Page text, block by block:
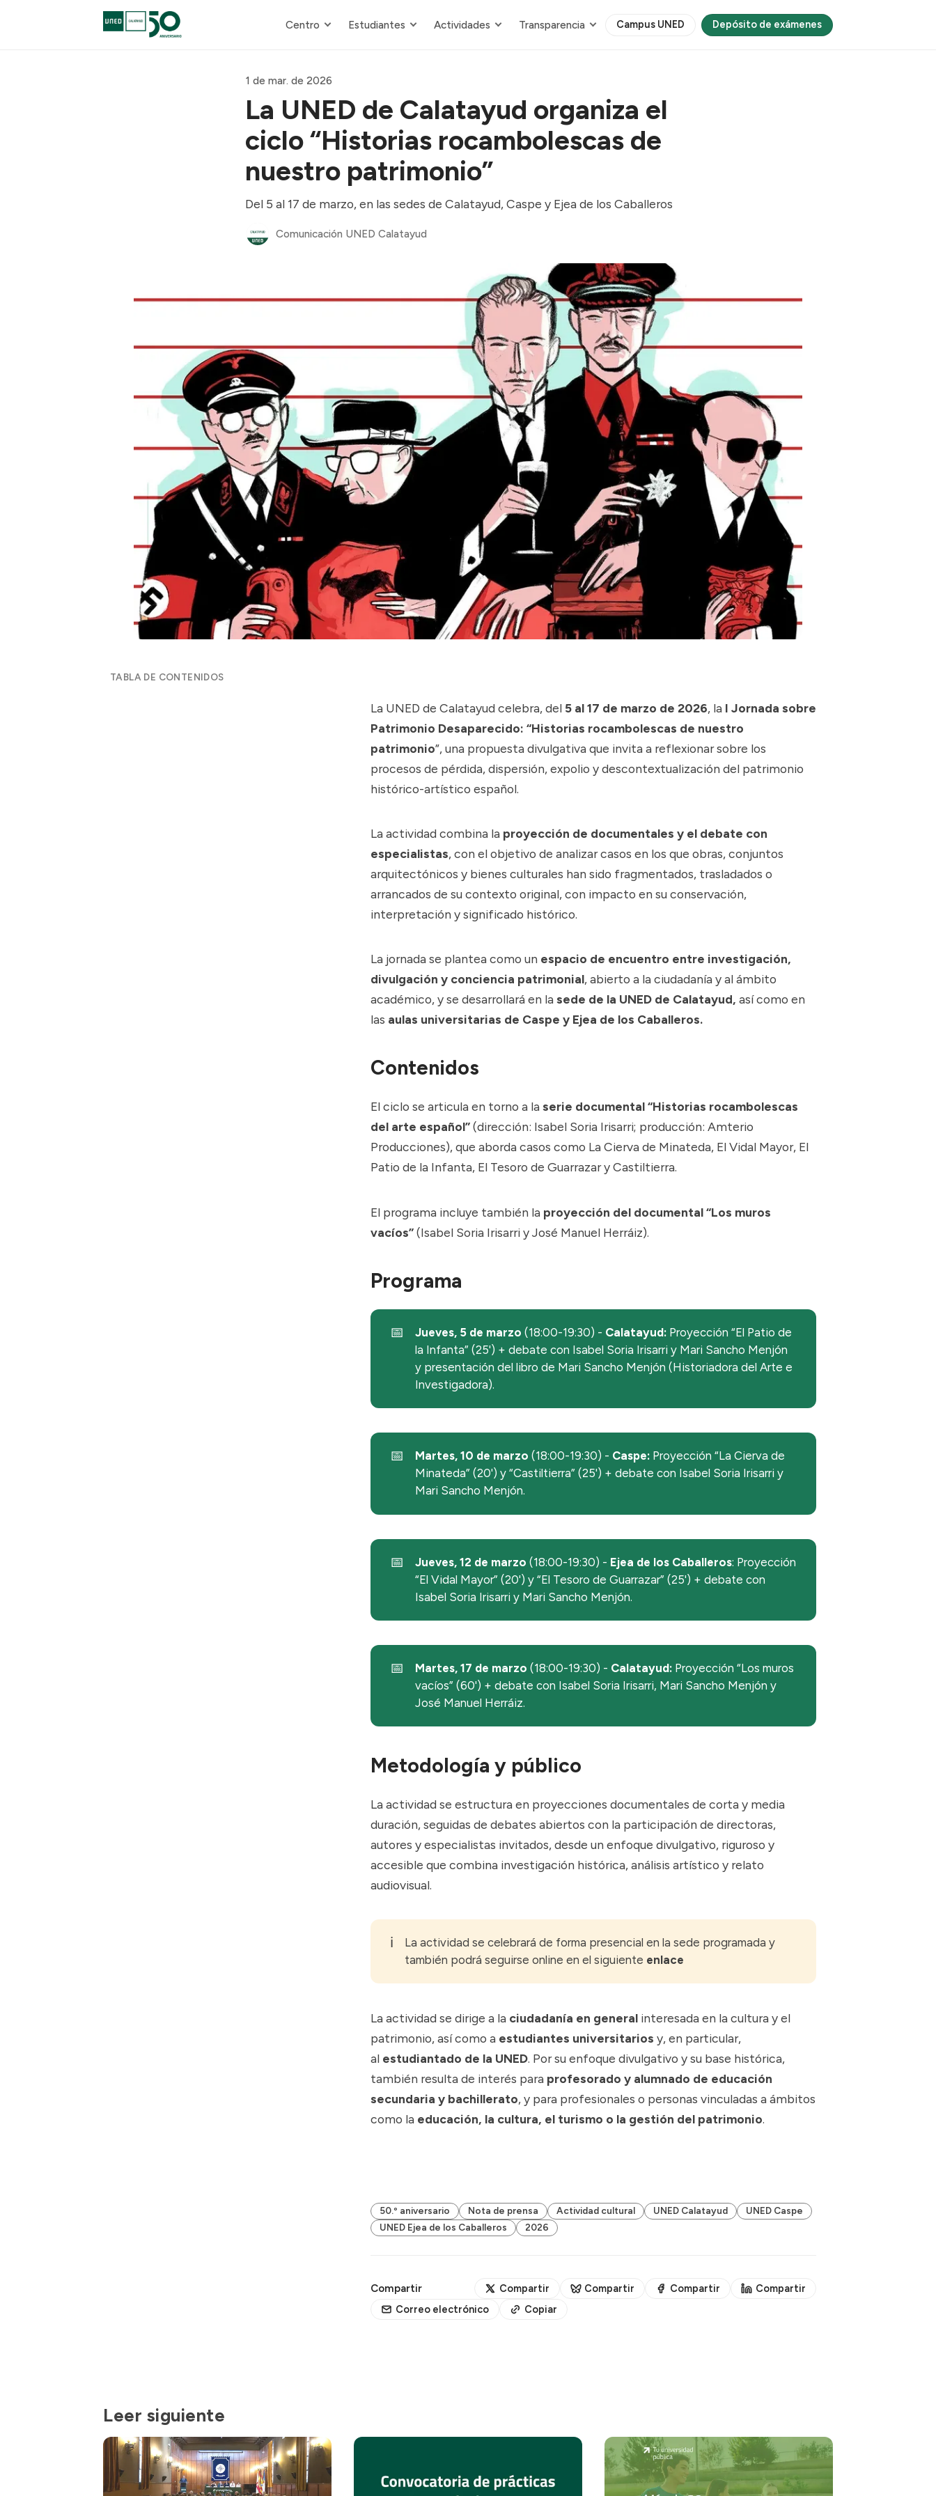
Centro Estudiantes Actividades Transparencia Campus UNED Depósito de exámenes
1 de mar. de 2026
La UNED de Calatayud organiza el
ciclo “Historias rocambolescas de
nuestro patrimonio”
Del 5 al 17 de marzo, en las sedes de Calatayud, Caspe y Ejea de los Caballeros
Comunicación UNED Calatayud
TABLA DE CONTENIDOS
La UNED de Calatayud celebra, del 5 al 17 de marzo de 2026, la I Jornada sobre
Patrimonio Desaparecido: “Historias rocambolescas de nuestro
patrimonio”, una propuesta divulgativa que invita a reflexionar sobre los
procesos de pérdida, dispersión, expolio y descontextualización del patrimonio
histórico-artístico español.
La actividad combina la proyección de documentales y el debate con
especialistas, con el objetivo de analizar casos en los que obras, conjuntos
arquitectónicos y bienes culturales han sido fragmentados, trasladados o
arrancados de su contexto original, con impacto en su conservación,
interpretación y significado histórico.
La jornada se plantea como un espacio de encuentro entre investigación,
divulgación y conciencia patrimonial, abierto a la ciudadanía y al ámbito
académico, y se desarrollará en la sede de la UNED de Calatayud, así como en
las aulas universitarias de Caspe y Ejea de los Caballeros.
Contenidos
El ciclo se articula en torno a la serie documental “Historias rocambolescas
del arte español”(dirección: Isabel Soria Irisarri; producción: Amterio
Producciones), que aborda casos como La Cierva de Minateda, El Vidal Mayor, El
Patio de la Infanta, El Tesoro de Guarrazar y Castiltierra.
El programa incluye también la proyección del documental “Los muros
vacíos”(Isabel Soria Irisarri y José Manuel Herráiz).
Programa
📅 Jueves, 5 de marzo (18:00-19:30) - Calatayud: Proyección “El Patio de
la Infanta” (25') + debate con Isabel Soria Irisarri y Mari Sancho Menjón
y presentación del libro de Mari Sancho Menjón (Historiadora del Arte e
Investigadora).
📅 Martes, 10 de marzo (18:00-19:30) - Caspe: Proyección “La Cierva de
Minateda” (20') y “Castiltierra” (25') + debate con Isabel Soria Irisarri y
Mari Sancho Menjón.
📅 Jueves, 12 de marzo (18:00-19:30) - Ejea de los Caballeros: Proyección
“El Vidal Mayor” (20') y “El Tesoro de Guarrazar” (25') + debate con
Isabel Soria Irisarri y Mari Sancho Menjón.
📅 Martes, 17 de marzo (18:00-19:30) - Calatayud: Proyección “Los muros
vacíos” (60') + debate con Isabel Soria Irisarri, Mari Sancho Menjón y
José Manuel Herráiz.
Metodología y público
La actividad se estructura en proyecciones documentales de corta y media
duración, seguidas de debates abiertos con la participación de directoras,
autores y especialistas invitados, desde un enfoque divulgativo, riguroso y
accesible que combina investigación histórica, análisis artístico y relato
audiovisual.
ℹ️
La actividad se celebrará de forma presencial en la sede programada y
también podrá seguirse online en el siguiente enlace
La actividad se dirige a la ciudadanía en general interesada en la cultura y el
patrimonio, así como a estudiantes universitarios y, en particular,
al estudiantado de la UNED. Por su enfoque divulgativo y su base histórica,
también resulta de interés para profesorado y alumnado de educación
secundaria y bachillerato, y para profesionales o personas vinculadas a ámbitos
como la educación, la cultura, el turismo o la gestión del patrimonio.
50.º aniversario Nota de prensa Actividad cultural UNED Calatayud
UNED Caspe
UNED Ejea de los Caballeros
2026
Compartir Compartir Compartir Compartir
Compartir
Correo electrónico
Copiar
Leer siguiente